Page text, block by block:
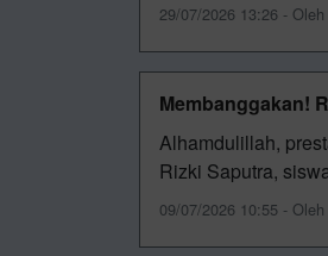
29/07/2026 13:26 -
Membanggakan!
Alhamdulillah,
Rizki Saputra,
09/07/2026 10:55 -